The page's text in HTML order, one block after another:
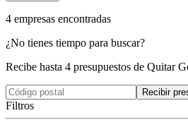
4 empresas encontradas
¿No tienes tiempo para buscar?
Recibe hasta 4 presupuestos de Quitar
Recibir
Filtros